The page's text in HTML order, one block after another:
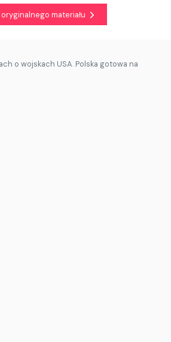
materiału
o wojskach USA. Polska gotowa na